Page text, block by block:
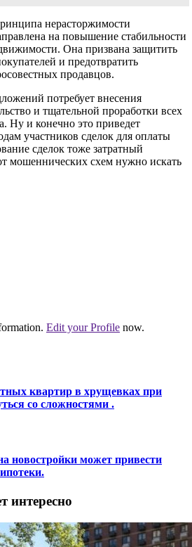
нерасторжимости
на повышение стабильности
Она призвана защитить
и предотвратить
продавцов.
потребует внесения
и тщательной проработки всех
Ну и конечно это приведет
участников сделок для оплаты
сделок тоже затратный
мошеннических схем нужно искать
Edit your Profile now.
квартир в хрущевках при
со сложностями .
новостройки может привести
интересно